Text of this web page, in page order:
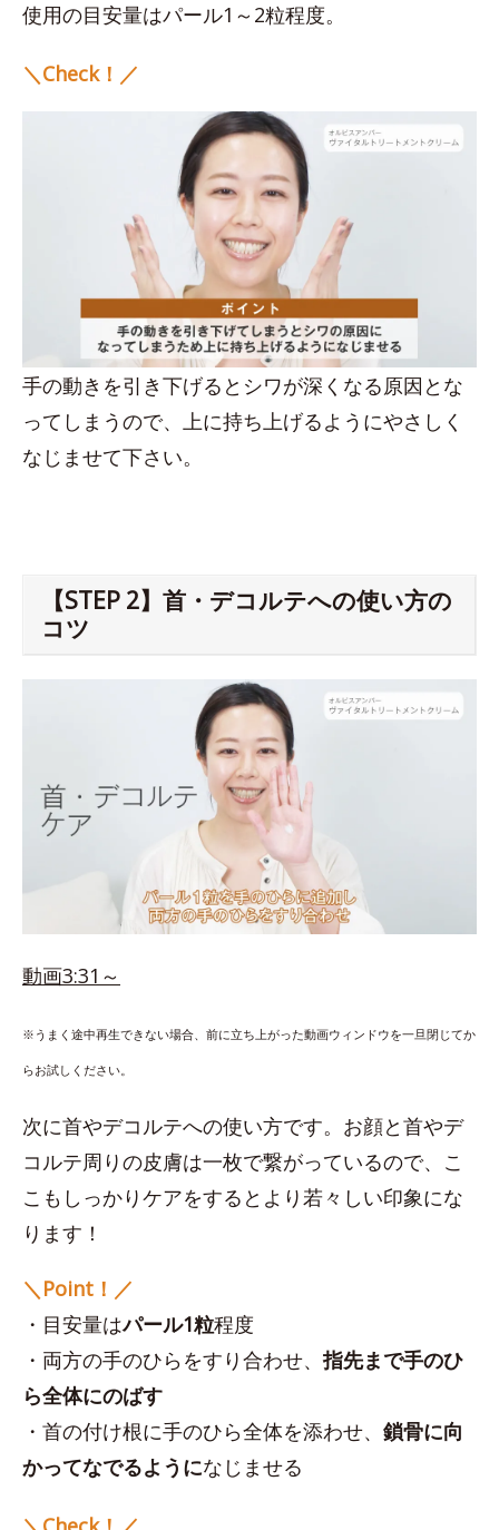
使用の目安量はパール1～2粒程度。
＼Check！／
手の動きを引き下げるとシワが深くなる原因とな
ってしまうので、上に持ち上げるようにやさしく
なじませて下さい。
【STEP 2】首・デコルテへの使い方の
コツ
動画3:31～
※うまく途中再生できない場合、前に立ち上がった動画ウィンドウを一旦閉じてか
らお試しください。
次に首やデコルテへの使い方です。お顔と首やデ
コルテ周りの皮膚は一枚で繋がっているので、こ
こもしっかりケアをするとより若々しい印象にな
ります！
＼Point！／
・目安量はパール1粒程度
・両方の手のひらをすり合わせ、指先まで手のひ
ら全体にのばす
・首の付け根に手のひら全体を添わせ、 鎖骨に向
かってなでるようになじませる